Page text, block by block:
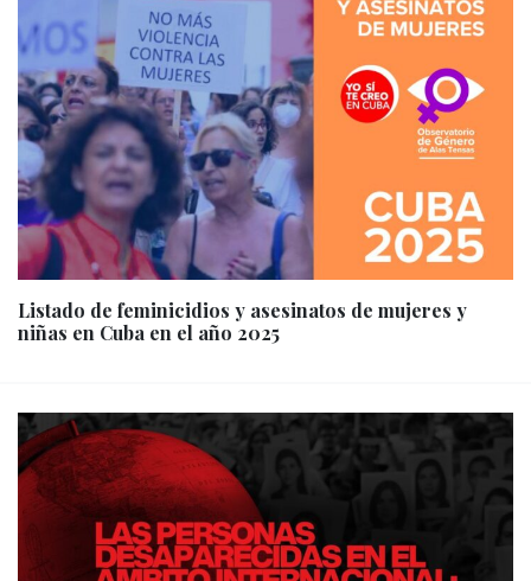
Listado de feminicidios y asesinatos de mujeres y
niñas en Cuba en el año 2025